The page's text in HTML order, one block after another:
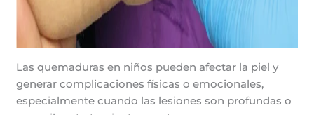
Las quemaduras en niños pueden afectar la piel y
generar complicaciones físicas o emocionales,
especialmente cuando las lesiones son profundas o